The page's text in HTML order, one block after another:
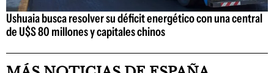
Ushuaia busca resolver su déficit energético con una central
de U$S 80 millones y capitales chinos